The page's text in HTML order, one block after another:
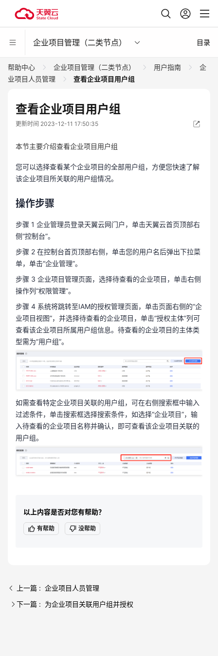
企业项目管理（二类节点） 目录
帮助中心 企业项目管理（二类节点） 用户指南
企
业项目人员管理
查看企业项目用户组
查看企业项目用户组
更新时间 2023-12-11 17:50:35
本节主要介绍查看企业项目用户组
您可以选择查看某个企业项目的全部用户组，方便您快速了解
该企业项目所关联的用户组情况。
操作步骤
步骤 1 企业管理员登录天翼云网门户，单击天翼云首页顶部右
侧“控制台”。
步骤 2 在控制台首页顶部右侧，单击您的用户名后弹出下拉菜
单，单击“企业管理”。
步骤 3 企业项目管理页面，选择待查看的企业项目，单击右侧
操作列“权限管理”。
步骤 4 系统将跳转至IAM的授权管理页面，单击页面右侧的“企
业项目视图”，并选择待查看的企业项目，单击“授权主体”列可
查看该企业项目所属用户组信息。待查看的企业项目的主体类
型需为“用户组”。
如需查看特定企业项目关联的用户组，可在右侧搜索框中输入
过滤条件，单击搜索框选择搜索条件，如选择“企业项目”，输
入待查看的企业项目名称并确认，即可查看该企业项目关联的
用户组。
以上内容是否对您有帮助？
有帮助 没帮助
上一篇 : 企业项目人员管理
下一篇 : 为企业项目关联用户组并授权